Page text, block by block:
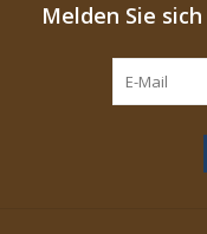
Melden Sie